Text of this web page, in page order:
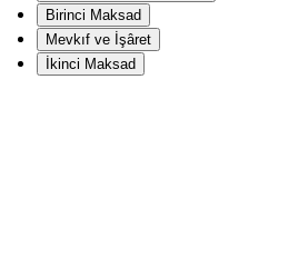
Birinci Maksad
Mevkıf ve İşâret
İkinci Maksad